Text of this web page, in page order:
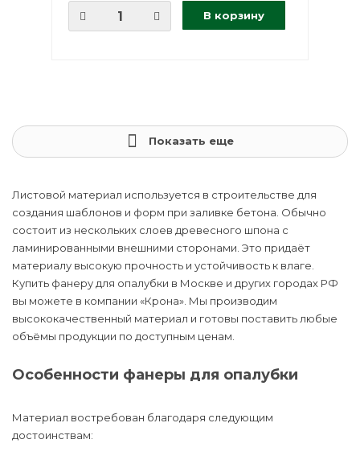
В корзину
Показать еще
Листовой материал используется в строительстве для
создания шаблонов и форм при заливке бетона. Обычно
состоит из нескольких слоев древесного шпона с
ламинированными внешними сторонами. Это придаёт
материалу высокую прочность и устойчивость к влаге.
Купить фанеру для опалубки в Москве и других городах РФ
вы можете в компании «Крона». Мы производим
высококачественный материал и готовы поставить любые
объёмы продукции по доступным ценам.
Особенности фанеры для опалубки
Материал востребован благодаря следующим
достоинствам: